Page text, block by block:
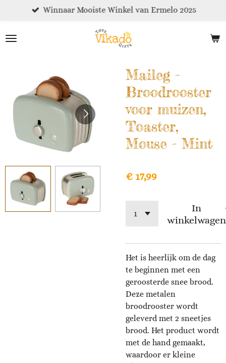
naar
Winnaar Mooiste Winkel van Ermelo 2025
Maileg -
Broodrooster
voor muizen,
Toaster,
Mouse - Mint
€ 17,99
In
winkelwagen
Het is heerlijk om de dag
te beginnen met een
geroosterde snee brood.
Deze metalen
broodrooster wordt
geleverd met 2 sneetjes
brood. Het product wordt
met de hand gemaakt,
waardoor er kleine